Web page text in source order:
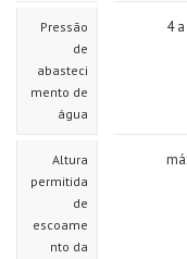
Pressão
de
abasteci
mento de
água
Altura
permitida
de
escoame
nto da
4